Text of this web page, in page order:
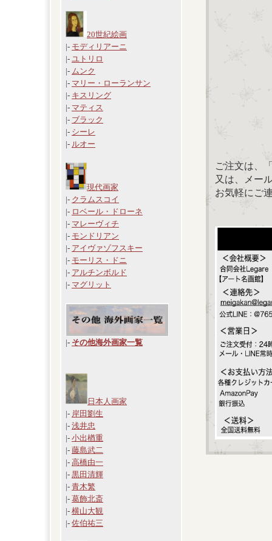
20世紀絵画
|- モディリアーニ
|- ユトリロ
|- ムンク
|- マリー・ローランサン
|- キスリング
|- マティス
|- ブラック
|- シーレ
|- ルオー
現代画家
|- クラムスコイ
|- ロベール・ドローネ
|- マレーヴィチ
|- モンドリアン
|- アイヴァゾフスキー
|- モーリス・ドニ
|- アルチンボルド
|- マグリット
|- その他海外画家一覧
日本人画家
|- 岸田劉生
|- 浅井忠
|- 小出楢重
|- 藤島武二
|- 高橋由一
|- 黒田清輝
|- 青木繁
|- 葛飾北斎
|- 横山大観
|- 佐伯祐三
ご注文は、
又は、メー
お気軽にご